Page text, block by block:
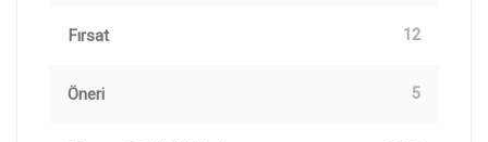
Fırsat 12
Öneri 5